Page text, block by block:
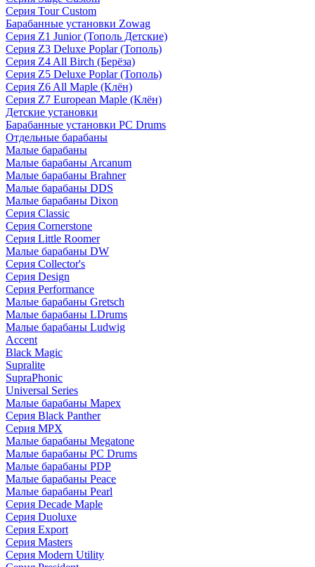
Серия Tour Custom
Барабанные установки Zowag
Серия Z1 Junior (Тополь Детские)
Серия Z3 Deluxe Poplar (Тополь)
Серия Z4 All Birch (Берёза)
Серия Z5 Deluxe Poplar (Тополь)
Серия Z6 All Maple (Клён)
Серия Z7 European Maple (Клён)
Детские установки
Барабанные установки PC Drums
Отдельные барабаны
Малые барабаны
Малые барабаны Arcanum
Малые барабаны Brahner
Малые барабаны DDS
Малые барабаны Dixon
Серия Classic
Серия Cornerstone
Серия Little Roomer
Малые барабаны DW
Серия Collector's
Серия Design
Серия Performance
Малые барабаны Gretsch
Малые барабаны LDrums
Малые барабаны Ludwig
Accent
Black Magic
Supralite
SupraPhonic
Universal Series
Малые барабаны Mapex
Серия Black Panther
Серия MPX
Малые барабаны Megatone
Малые барабаны PC Drums
Малые барабаны PDP
Малые барабаны Peace
Малые барабаны Pearl
Серия Decade Maple
Серия Duoluxe
Серия Export
Серия Masters
Серия Modern Utility